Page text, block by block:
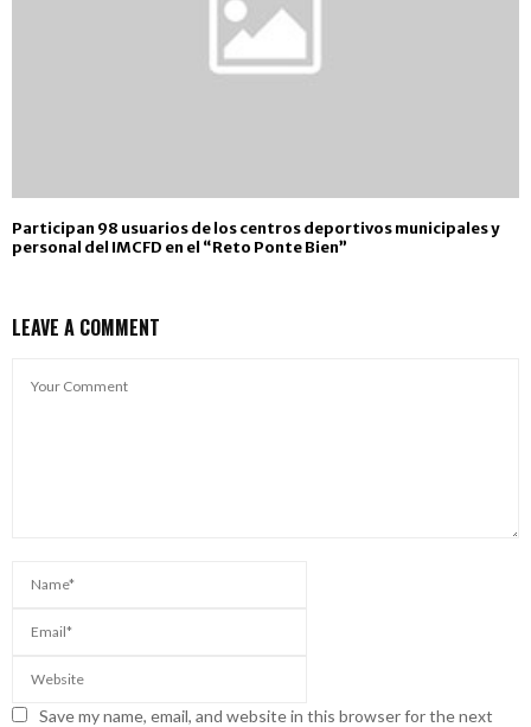
Participan 98 usuarios de los centros deportivos municipales y
personal del IMCFD en el “Reto Ponte Bien”
LEAVE A COMMENT
Save my name, email, and website in this browser for the next